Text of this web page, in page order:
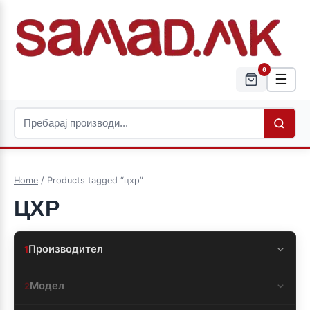
0
☰
Home / Products tagged “цхр”
ЦХР
1Производител
2Модел